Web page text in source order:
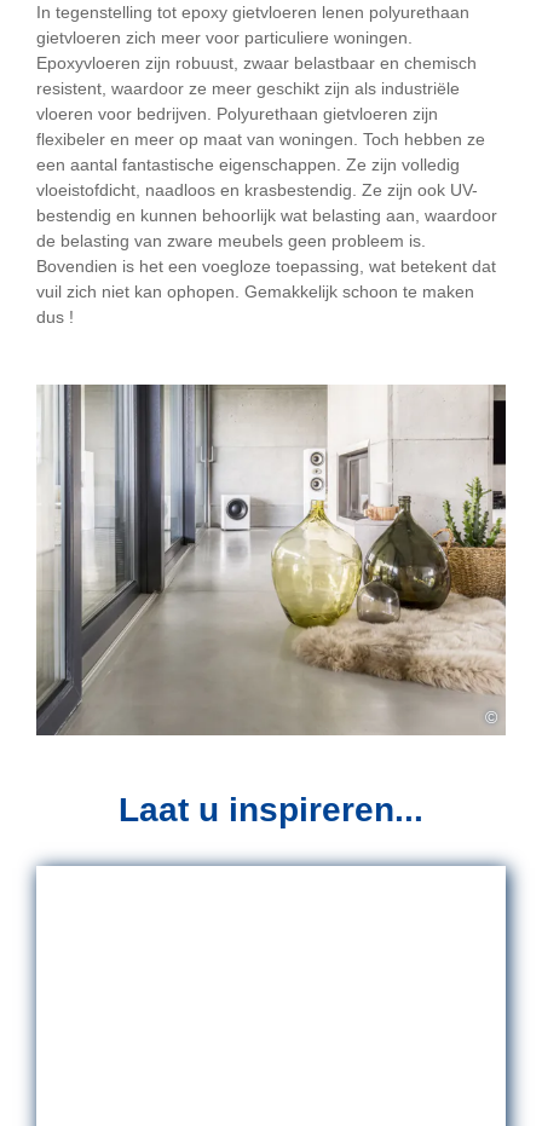
In tegenstelling tot epoxy gietvloeren lenen polyurethaan
gietvloeren zich meer voor particuliere woningen.
Epoxyvloeren zijn robuust, zwaar belastbaar en chemisch
resistent, waardoor ze meer geschikt zijn als industriële
vloeren voor bedrijven. Polyurethaan gietvloeren zijn
flexibeler en meer op maat van woningen. Toch hebben ze
een aantal fantastische eigenschappen. Ze zijn volledig
vloeistofdicht, naadloos en krasbestendig. Ze zijn ook UV-
bestendig en kunnen behoorlijk wat belasting aan, waardoor
de belasting van zware meubels geen probleem is.
Bovendien is het een voegloze toepassing, wat betekent dat
vuil zich niet kan ophopen. Gemakkelijk schoon te maken
dus !
©
Laat u inspireren...